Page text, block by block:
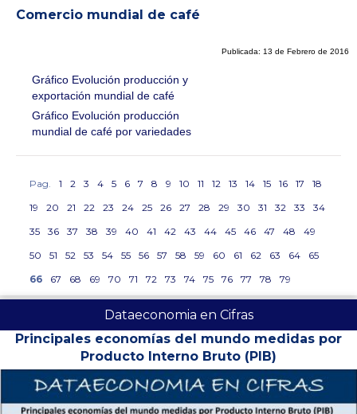
Comercio mundial de café
Publicada: 13 de Febrero de 2016
Gráfico Evolución producción y
exportación mundial de café
Gráfico Evolución producción
mundial de café por variedades
Pag. 1 2 3 4 5 6 7 8 9 10 11 12 13 14 15 16 17
18
19
20 21 22 23 24 25 26 27 28 29 30 31 32 33
34
35
36 37 38 39 40 41 42 43 44 45 46 47 48
49
50
51 52 53 54 55 56 57 58 59 60 61 62 63 64
65
66
67 68 69 70 71 72 73 74 75 76 77 78 79
Dataeconomia en Cifras
Principales economías del mundo medidas por
Producto Interno Bruto (PIB)